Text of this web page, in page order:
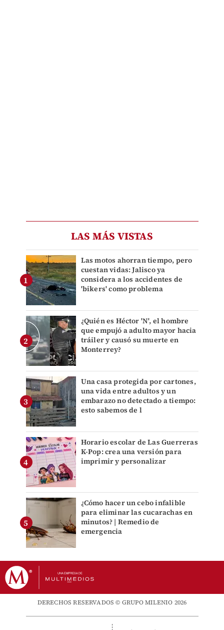
LAS MÁS VISTAS
Las motos ahorran tiempo, pero
cuestan vidas: Jalisco ya
considera a los accidentes de
'bikers' como problema
¿Quién es Héctor 'N', el hombre
que empujó a adulto mayor hacia
tráiler y causó su muerte en
Monterrey?
Una casa protegida por cartones,
una vida entre adultos y un
embarazo no detectado a tiempo:
esto sabemos de l
Horario escolar de Las Guerreras
K-Pop: crea una versión para
imprimir y personalizar
¿Cómo hacer un cebo infalible
para eliminar las cucarachas en
minutos? | Remedio de
emergencia
DERECHOS RESERVADOS © GRUPO MILENIO 2026